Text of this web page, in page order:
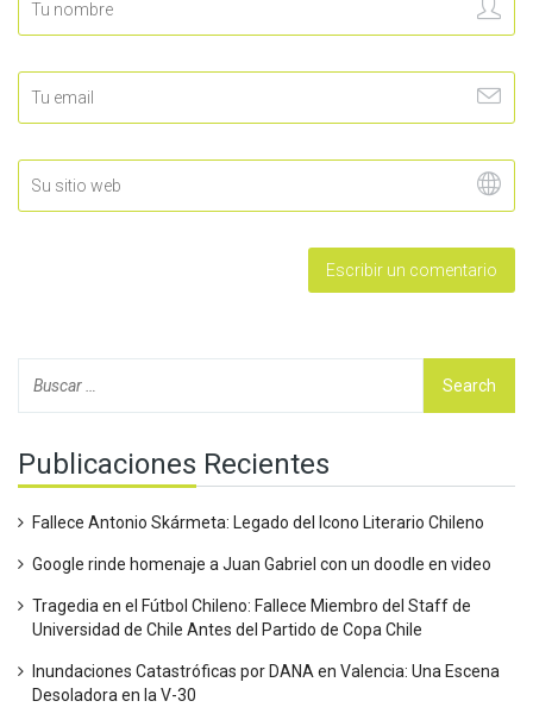
Publicaciones Recientes
Fallece Antonio Skármeta: Legado del Icono Literario Chileno
Google rinde homenaje a Juan Gabriel con un doodle en video
Tragedia en el Fútbol Chileno: Fallece Miembro del Staff de
Universidad de Chile Antes del Partido de Copa Chile
Inundaciones Catastróficas por DANA en Valencia: Una Escena
Desoladora en la V-30